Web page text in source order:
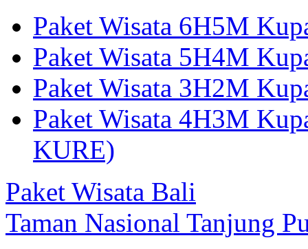
Paket Wisata 6H5M
Paket Wisata 5H4M
Paket Wisata 3H2M
Paket Wisata 4H3M
KURE)
Paket Wisata Bali
Taman Nasional Tanjung